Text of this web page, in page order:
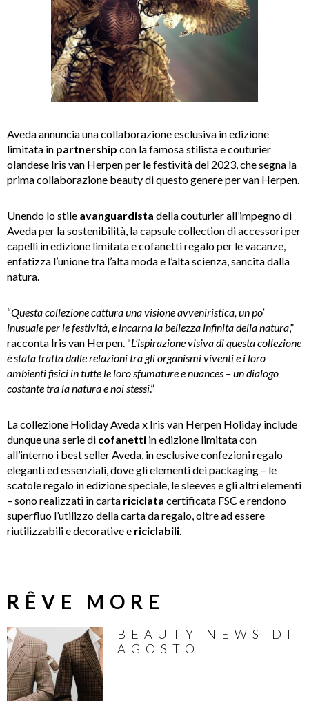
Aveda annuncia una collaborazione esclusiva in edizione
limitata in partnership con la famosa stilista e couturier
olandese Iris van Herpen per le festività del 2023, che segna la
prima collaborazione beauty di questo genere per van Herpen.
Unendo lo stile avanguardista della couturier all’impegno di
Aveda per la sostenibilità, la capsule collection di accessori per
capelli in edizione limitata e cofanetti regalo per le vacanze,
enfatizza l’unione tra l’alta moda e l’alta scienza, sancita dalla
natura.
“Questa collezione cattura una visione avveniristica, un po’
inusuale per le festività, e incarna la bellezza infinita della natura,”
racconta Iris van Herpen. “L’ispirazione visiva di questa collezione
è stata tratta dalle relazioni tra gli organismi viventi e i loro
ambienti fisici in tutte le loro sfumature e nuances – un dialogo
costante tra la natura e noi stessi.”
La collezione Holiday Aveda x Iris van Herpen Holiday include
dunque una serie di cofanetti in edizione limitata con
all’interno i best seller Aveda, in esclusive confezioni regalo
eleganti ed essenziali, dove gli elementi dei packaging – le
scatole regalo in edizione speciale, le sleeves e gli altri elementi
– sono realizzati in carta riciclata certificata FSC e rendono
superfluo l’utilizzo della carta da regalo, oltre ad essere
riutilizzabili e decorative e riciclabili.
RÊVE MORE
BEAUTY NEWS DI
AGOSTO